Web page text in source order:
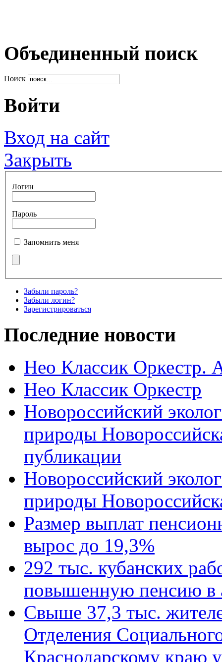
Объединенный поиск
Поиск
Войти
Вход на сайт
Закрыть
Логин
Пароль
Запомнить меня
Забыли пароль?
Забыли логин?
Зарегистрироваться
Последние новости
Нео Классик Оркестр.
Нео Классик Оркестр
Новороссийский
природы
публикации
Новороссийский
природы
Размер выплат
вырос до 19,3%
292 тыс. кубанских
повышенную пенсию в
Свыше 37,3 тыс.
Отделения
Краснодарскому краю